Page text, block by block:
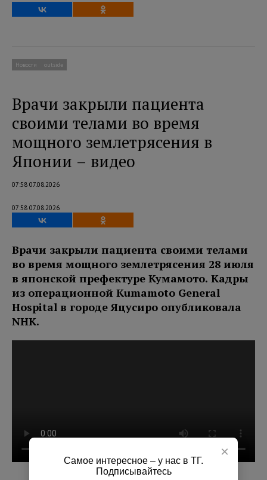
Новости outside
Врачи закрыли пациента
своими телами во время
мощного землетрясения в
Японии – видео
07:58 07.08.2026
07:58 07.08.2026
Врачи закрыли пациента своими телами
во время мощного землетрясения 28 июля
в японской префектуре Кумамото. Кадры
из операционной Kumamoto General
Hospital в городе Яцусиро опубликовала
NHK.
×
Самое интересное – у нас в ТГ.
Подписывайтесь